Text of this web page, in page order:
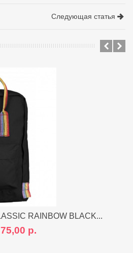
Следующая статья
RAINBOW BLACK...
75,00 р.